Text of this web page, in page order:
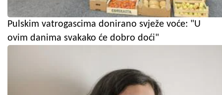
Pulskim vatrogascima donirano svježe voće: "U
ovim danima svakako će dobro doći"